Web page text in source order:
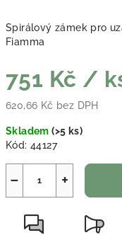
Spirálový zámek pro
Fiamma
751 Kč /
620,66 Kč bez DPH
Skladem(>5 ks)
Kód: 44127
+
−